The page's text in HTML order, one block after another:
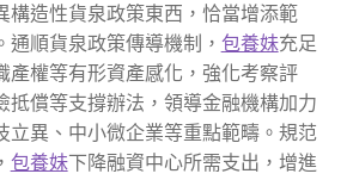
構造性貨泉政策東西，恰當增添範
通順貨泉政策傳導機制， 包養妹充足
產權等有形資產感化，強化考察評
抵償等支撐辦法，領導金融機構加力
立異、中小微企業等重點範疇。規范
包養妹下降融資中心所需支出，增進